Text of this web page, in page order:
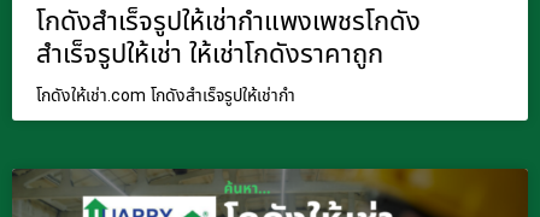
โกดังสำเร็จรูปให้เช่ากำแพงเพชรโกดัง
สำเร็จรูปให้เช่า ให้เช่าโกดังราคาถูก
โกดังให้เช่า.com โกดังสำเร็จรูปให้เช่ากำ